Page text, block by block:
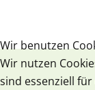
Wir benutzen
Wir nutzen
sind essenziell